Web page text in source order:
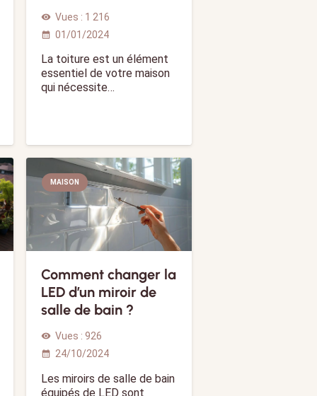
visibility Vues : 1 216
calendar_month 01/01/2024
La toiture est un élément
essentiel de votre maison
qui nécessite…
MAISON
Comment changer la
LED d’un miroir de
salle de bain ?
visibility Vues : 926
calendar_month 24/10/2024
Les miroirs de salle de bain
équipés de LED sont